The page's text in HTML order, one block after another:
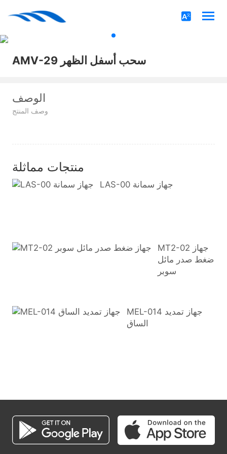
AMV-29 سحب أسفل الظهر
الوصف
وصف المنتج
منتجات مماثلة
LAS-00 جهاز سمانة
MT2-02 جهاز
ضغط صدر مائل
سوبر
MEL-014 جهاز تمديد
الساق